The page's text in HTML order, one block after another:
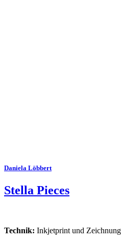
Daniela Löbbert
Stella Pieces
Technik: Inkjetprint und